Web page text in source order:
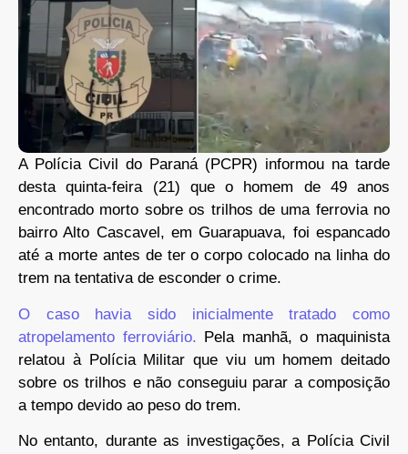
A Polícia Civil do Paraná (PCPR) informou na tarde
desta quinta-feira (21) que o homem de 49 anos
encontrado morto sobre os trilhos de uma ferrovia no
bairro Alto Cascavel, em Guarapuava, foi espancado
até a morte antes de ter o corpo colocado na linha do
trem na tentativa de esconder o crime.
O caso havia sido inicialmente tratado como
atropelamento ferroviário. Pela manhã, o maquinista
relatou à Polícia Militar que viu um homem deitado
sobre os trilhos e não conseguiu parar a composição
a tempo devido ao peso do trem.
No entanto, durante as investigações, a Polícia Civil